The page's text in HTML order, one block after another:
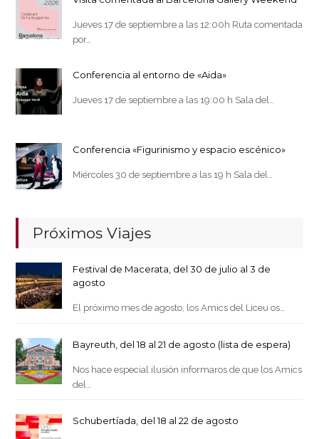
Jueves 17 de septiembre a las 12:00h Ruta comentada
por…
Conferencia al entorno de «Aida»
Jueves 17 de septiembre a las 19:00 h Sala del…
Conferencia «Figurinismo y espacio escénico»
Miércoles 30 de septiembre a las 19 h Sala del…
Próximos Viajes
Festival de Macerata, del 30 de julio al 3 de
agosto
El próximo mes de agosto, los Amics del Liceu os…
Bayreuth, del 18 al 21 de agosto (lista de espera)
Nos hace especial ilusión informaros de que los Amics
del…
Schubertíada, del 18 al 22 de agosto